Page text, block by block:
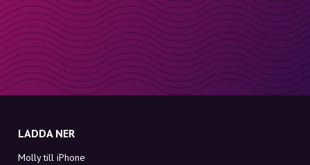
LADDA NER
Molly till iPhone